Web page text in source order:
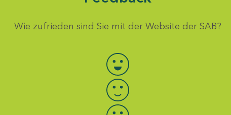
Wie zufrieden sind Sie mit der Website der SAB?
Bewertung auswählen